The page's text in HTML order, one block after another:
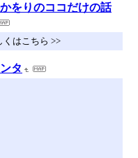
をりのココだけの話
くはこちら >>
タ